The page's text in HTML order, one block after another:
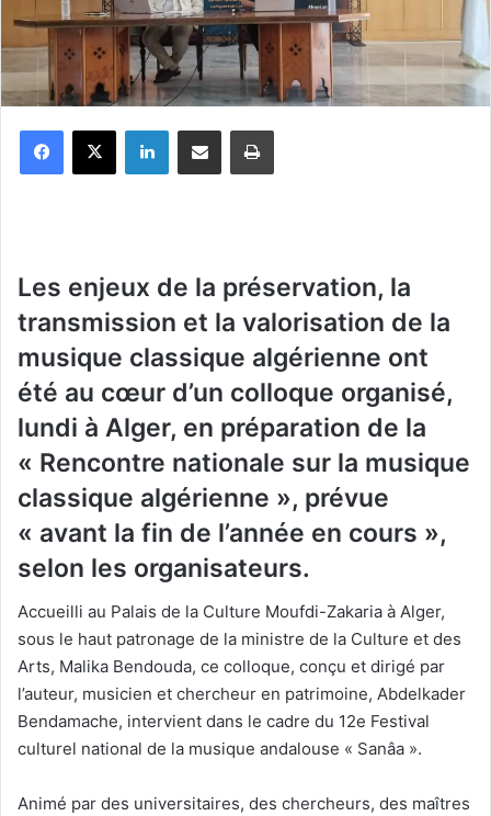
Les enjeux de la préservation, la
transmission et la valorisation de la
musique classique algérienne ont
été au cœur d’un colloque organisé,
lundi à Alger, en préparation de la
« Rencontre nationale sur la musique
classique algérienne », prévue
« avant la fin de l’année en cours »,
selon les organisateurs.
Accueilli au Palais de la Culture Moufdi-Zakaria à Alger,
sous le haut patronage de la ministre de la Culture et des
Arts, Malika Bendouda, ce colloque, conçu et dirigé par
l’auteur, musicien et chercheur en patrimoine, Abdelkader
Bendamache, intervient dans le cadre du 12e Festival
culturel national de la musique andalouse « Sanâa ».
Animé par des universitaires, des chercheurs, des maîtres